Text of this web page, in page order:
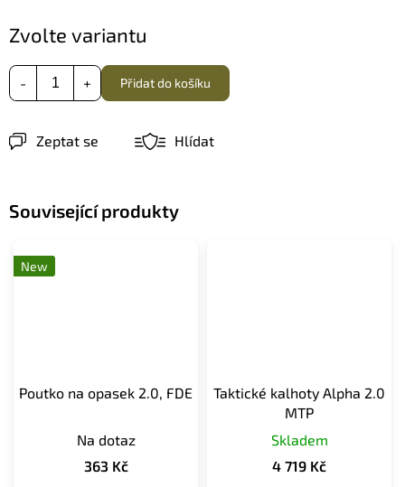
cena:
Zvolte variantu
Přidat do košíku
Zeptat se Hlídat
Související produkty
New
Poutko na opasek 2.0, FDE
Na dotaz
363 Kč
Taktické kalhoty Alpha 2.0
MTP
Skladem
4 719 Kč